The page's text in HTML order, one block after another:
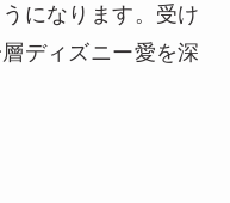
になります。受け
ディズニー愛を深